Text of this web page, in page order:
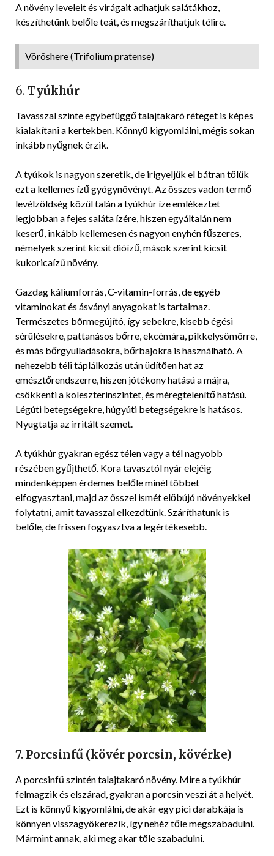
A növény leveleit és virágait adhatjuk salátákhoz,
készíthetünk belőle teát, és megszáríthatjuk télire.
Vöröshere (Trifolium pratense)
6. Tyúkhúr
Tavasszal szinte egybefüggő talajtakaró réteget is képes
kialakítani a kertekben. Könnyű kigyomlálni, mégis sokan
inkább nyűgnek érzik.
A tyúkok is nagyon szeretik, de irigyeljük el bátran tőlük
ezt a kellemes ízű gyógynövényt. Az összes vadon termő
levélzöldség közül talán a tyúkhúr íze emlékeztet
legjobban a fejes saláta ízére, hiszen egyáltalán nem
keserű, inkább kellemesen és nagyon enyhén fűszeres,
némelyek szerint kicsit dióízű, mások szerint kicsit
kukoricaízű növény.
Gazdag káliumforrás, C-vitamin-forrás, de egyéb
vitaminokat és ásványi anyagokat is tartalmaz.
Természetes bőrmegújító, így sebekre, kisebb égési
sérülésekre, pattanásos bőrre, ekcémára, pikkelysömörre,
és más bőrgyulladásokra, bőrbajokra is használható. A
nehezebb téli táplálkozás után üdítően hat az
emésztőrendszerre, hiszen jótékony hatású a májra,
csökkenti a koleszterinszintet, és méregtelenítő hatású.
Légúti betegségekre, húgyúti betegségekre is hatásos.
Nyugtatja az irritált szemet.
A tyúkhúr gyakran egész télen vagy a tél nagyobb
részében gyűjthető. Kora tavasztól nyár elejéig
mindenképpen érdemes belőle minél többet
elfogyasztani, majd az ősszel ismét előbújó növényekkel
folytatni, amit tavasszal elkezdtünk. Száríthatunk is
belőle, de frissen fogyasztva a legértékesebb.
7. Porcsinfű (kövér porcsin, kövérke)
A porcsinfűszintén talajtakaró növény. Mire a tyúkhúr
felmagzik és elszárad, gyakran a porcsin veszi át a helyét.
Ezt is könnyű kigyomlálni, de akár egy pici darabkája is
könnyen visszagyökerezik, így nehéz tőle megszabadulni.
Mármint annak, aki meg akar tőle szabadulni.